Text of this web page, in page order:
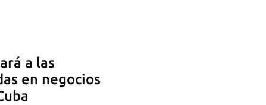
a las
en negocios